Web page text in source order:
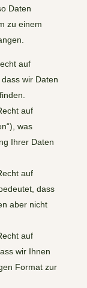
Daten
zu einem
auf
wir Daten
auf
was
Ihrer Daten
auf
dass
aber nicht
auf
wir Ihnen
Format zur